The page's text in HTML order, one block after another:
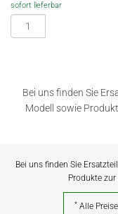
sofort lieferbar
Bei uns finden Sie
Modell sowie
Bei uns finden Sie
Produkte
* Alle